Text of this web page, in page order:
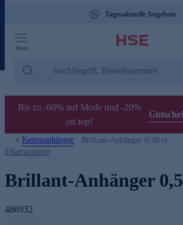
Tagesaktuelle Angebote
Menü
Bis zu -60% auf Mode und -20%
on top!
Kettenanhänger Brillant-Anhänger 0,50 ct
Diamantaire
Brillant-Anhänger
486932